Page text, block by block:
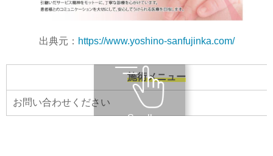
出典元： https://www.yoshino-sanfujinka.com/
施術メニュー
お問い合わせください
Scroll